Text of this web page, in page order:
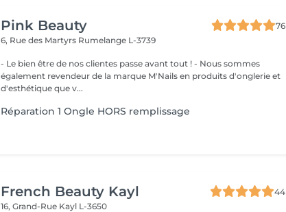
Pink Beauty
76
6, Rue des Martyrs Rumelange L-3739
- Le bien être de nos clientes passe avant tout ! - Nous sommes
également revendeur de la marque M'Nails en produits d'onglerie et
d'esthétique que v...
Réparation 1 Ongle HORS remplissage
French Beauty Kayl
44
16, Grand-Rue Kayl L-3650